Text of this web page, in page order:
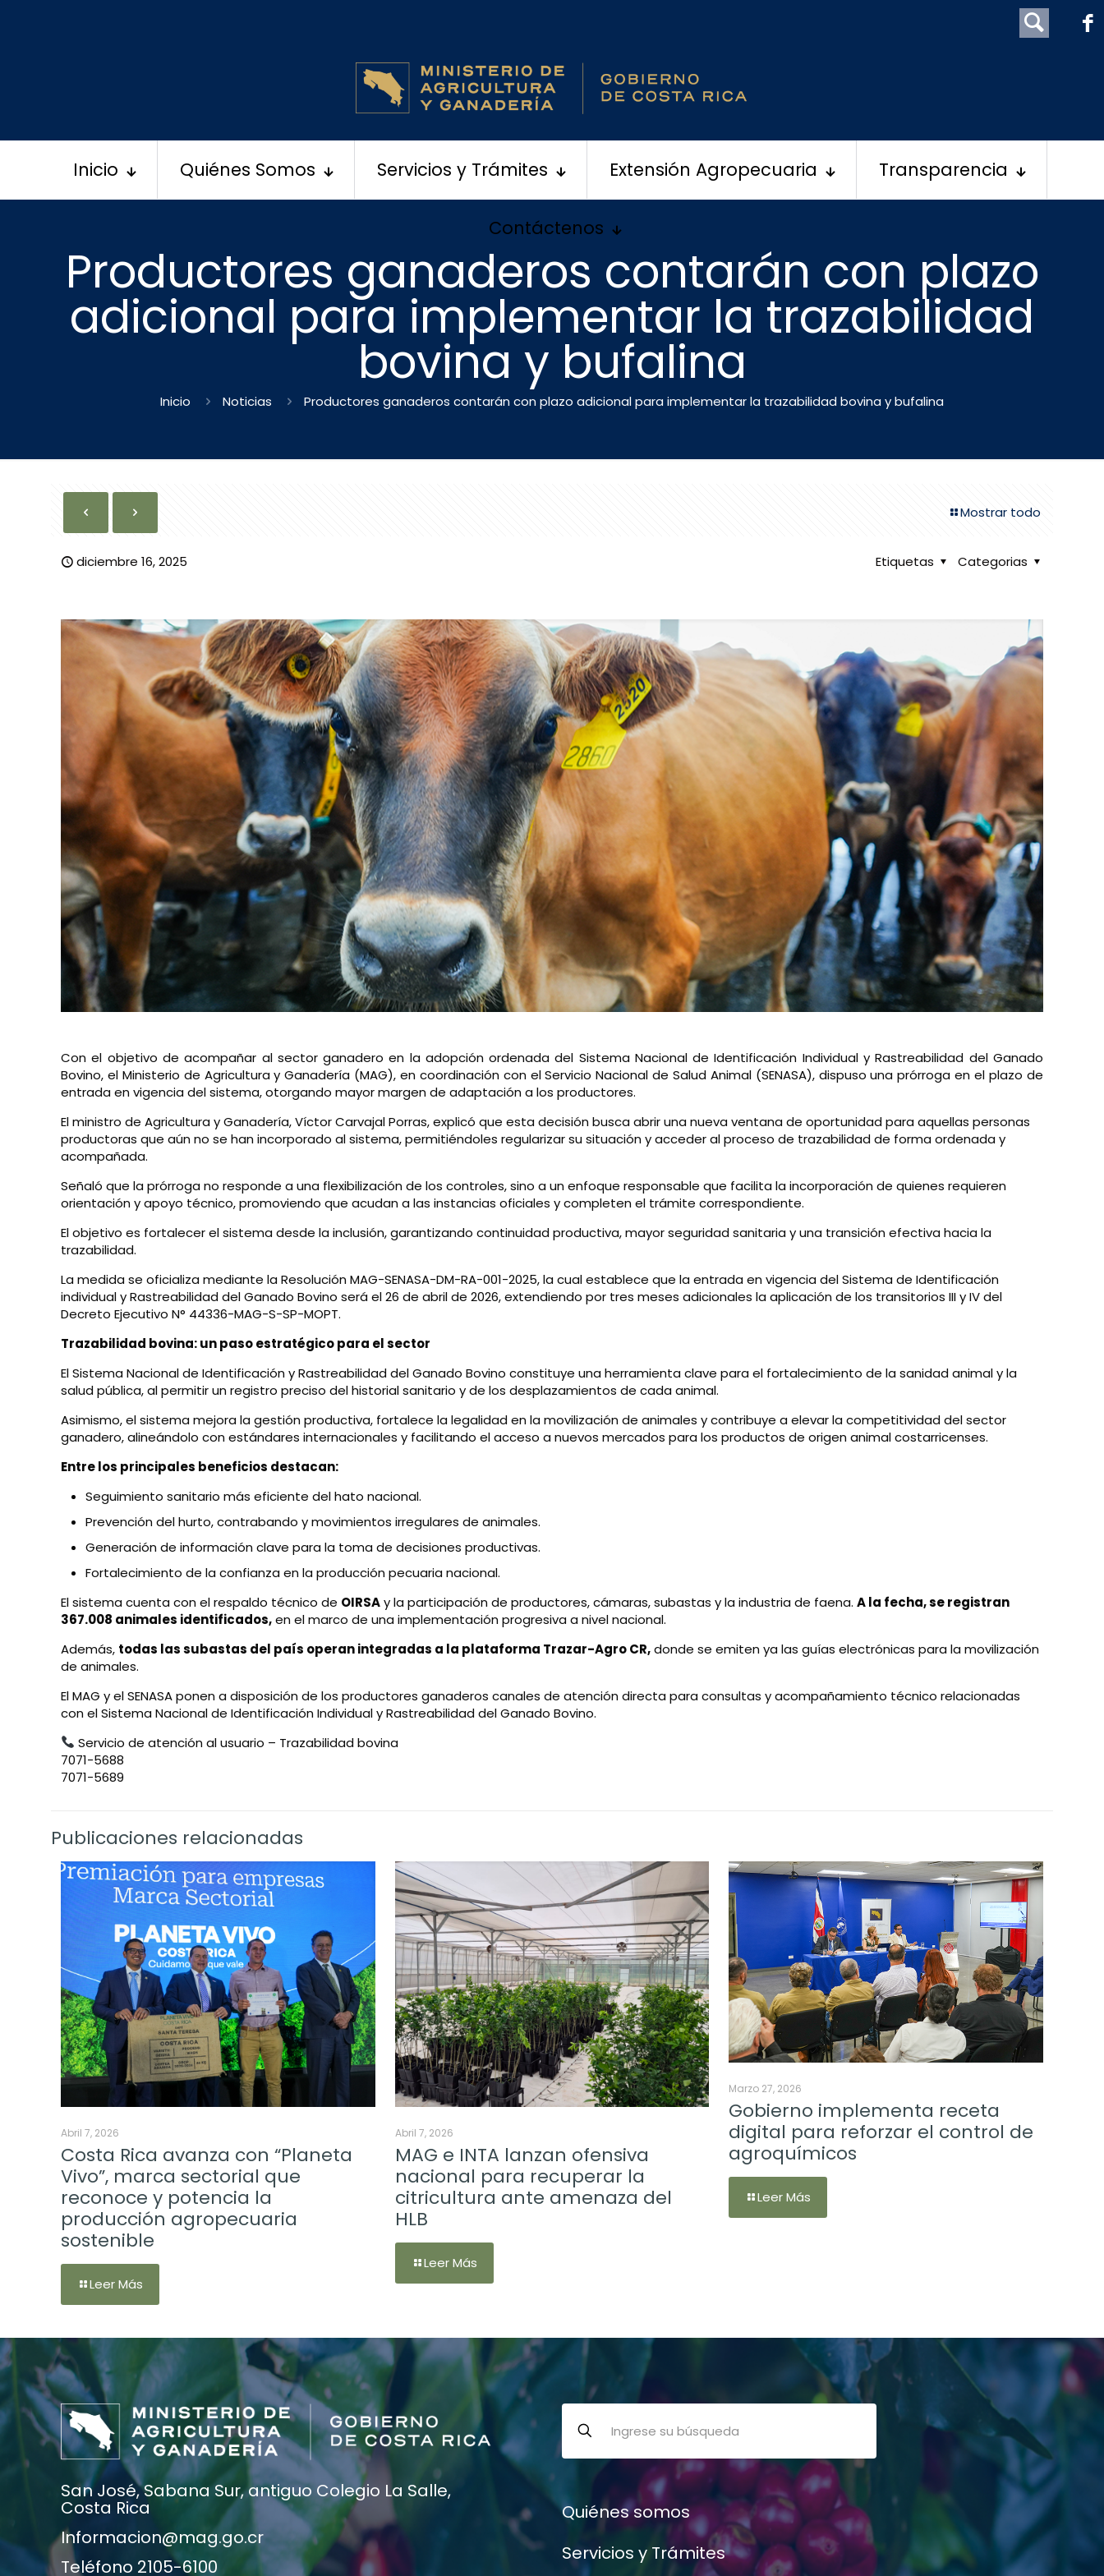
Inicio Quiénes Somos Servicios y Trámites Extensión Agropecuaria Transparencia
Contáctenos
Productores ganaderos contarán con plazo
adicional para implementar la trazabilidad
bovina y bufalina
Inicio Noticias Productores ganaderos contarán con plazo adicional para implementar la trazabilidad bovina y bufalina
Mostrar todo
diciembre 16, 2025 Categorias
Etiquetas
Con el objetivo de acompañar al sector ganadero en la adopción ordenada del Sistema Nacional de Identificación Individual y Rastreabilidad del Ganado
Bovino, el Ministerio de Agricultura y Ganadería (MAG), en coordinación con el Servicio Nacional de Salud Animal (SENASA), dispuso una prórroga en el plazo de
entrada en vigencia del sistema, otorgando mayor margen de adaptación a los productores.
El ministro de Agricultura y Ganadería, Víctor Carvajal Porras, explicó que esta decisión busca abrir una nueva ventana de oportunidad para aquellas personas
productoras que aún no se han incorporado al sistema, permitiéndoles regularizar su situación y acceder al proceso de trazabilidad de forma ordenada y
acompañada.
Señaló que la prórroga no responde a una flexibilización de los controles, sino a un enfoque responsable que facilita la incorporación de quienes requieren
orientación y apoyo técnico, promoviendo que acudan a las instancias oficiales y completen el trámite correspondiente.
El objetivo es fortalecer el sistema desde la inclusión, garantizando continuidad productiva, mayor seguridad sanitaria y una transición efectiva hacia la
trazabilidad.
La medida se oficializa mediante la Resolución MAG-SENASA-DM-RA-001-2025, la cual establece que la entrada en vigencia del Sistema de Identificación
individual y Rastreabilidad del Ganado Bovino será el 26 de abril de 2026, extendiendo por tres meses adicionales la aplicación de los transitorios III y IV del
Decreto Ejecutivo N° 44336-MAG-S-SP-MOPT.
Trazabilidad bovina: un paso estratégico para el sector
El Sistema Nacional de Identificación y Rastreabilidad del Ganado Bovino constituye una herramienta clave para el fortalecimiento de la sanidad animal y la
salud pública, al permitir un registro preciso del historial sanitario y de los desplazamientos de cada animal.
Asimismo, el sistema mejora la gestión productiva, fortalece la legalidad en la movilización de animales y contribuye a elevar la competitividad del sector
ganadero, alineándolo con estándares internacionales y facilitando el acceso a nuevos mercados para los productos de origen animal costarricenses.
Entre los principales beneficios destacan:
Seguimiento sanitario más eficiente del hato nacional.
Prevención del hurto, contrabando y movimientos irregulares de animales.
Generación de información clave para la toma de decisiones productivas.
Fortalecimiento de la confianza en la producción pecuaria nacional.
El sistema cuenta con el respaldo técnico de OIRSAy la participación de productores, cámaras, subastas y la industria de faena.A la fecha, se registran
367.008 animales identificados,en el marco de una implementación progresiva a nivel nacional.
Además, todas las subastas del país operan integradas a la plataforma Trazar-Agro CR,donde se emiten ya las guías electrónicas para la movilización
de animales.
El MAG y el SENASA ponen a disposición de los productores ganaderos canales de atención directa para consultas y acompañamiento técnico relacionadas
con el Sistema Nacional de Identificación Individual y Rastreabilidad del Ganado Bovino.
Servicio de atención al usuario – Trazabilidad bovina
7071-5688
7071-5689
Publicaciones relacionadas
Abril 7, 2026
Costa Rica avanza con “Planeta
Vivo”, marca sectorial que
reconoce y potencia la
producción agropecuaria
sostenible
Leer Más
Abril 7, 2026
MAG e INTA lanzan ofensiva
nacional para recuperar la
citricultura ante amenaza del
HLB
Leer Más
Marzo 27, 2026
Gobierno implementa receta
digital para reforzar el control de
agroquímicos
Leer Más
San José, Sabana Sur, antiguo Colegio La Salle,
Costa Rica
Informacion@mag.go.cr
Teléfono 2105-6100
Quiénes somos
Servicios y Trámites